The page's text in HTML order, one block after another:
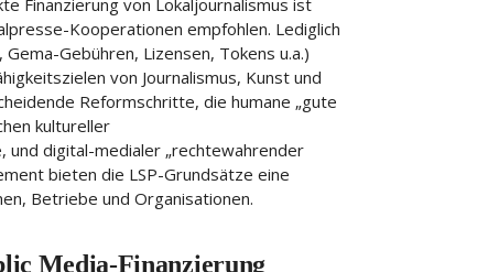
Finanzierung von Lokaljournalismus ist
Kooperationen empfohlen. Lediglich
Gebühren, Lizensen, Tokens u.a.)
von Journalismus, Kunst und
Reformschritte, die humane „gute
kultureller
und digital-medialer „rechtewahrender
bieten die LSP-Grundsätze eine
Betriebe und Organisationen.
Media-Finanzierung